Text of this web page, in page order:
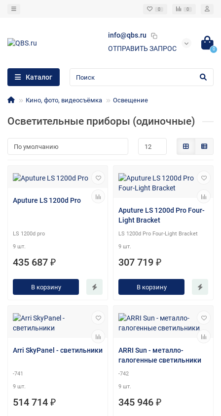
0 0
info@qbs.ru
ОТПРАВИТЬ ЗАПРОС
0
Каталог
Кино, фото, видеосъёмка Освещение
Осветительные приборы (одиночные)
Aputure LS 1200d Pro
LS 1200d pro
9 шт.
435 687 ₽
В корзину
Aputure LS 1200d Pro Four-
Light Bracket
LS 1200d Pro Four-Light Bracket
9 шт.
307 719 ₽
В корзину
Arri SkyPanel - светильники
-741
9 шт.
514 714 ₽
ARRI Sun - металло-
галогенные светильники
-742
9 шт.
345 946 ₽